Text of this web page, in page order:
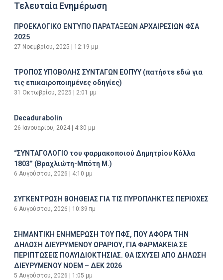
Τελευταία Ενημέρωση
ΠΡΟΕΚΛΟΓΙΚΟ ΕΝΤΥΠΟ ΠΑΡΑΤΑΞΕΩΝ ΑΡΧΑΙΡΕΣΙΩΝ ΦΣΑ
2025
27 Νοεμβρίου, 2025 12:19 μμ
ΤΡΟΠΟΣ ΥΠΟΒΟΛΗΣ ΣΥΝΤΑΓΩΝ ΕΟΠΥΥ (πατήστε εδώ για
τις επικαιροποιημένες οδηγίες)
31 Οκτωβρίου, 2025 2:01 μμ
Decadurabolin
26 Ιανουαρίου, 2024 4:30 μμ
“ΣΥΝΤΑΓΟΛΟΓΙΟ του φαρμακοποιού Δημητρίου Κόλλα
1803” (Βραχλιώτη-Μπότη Μ.)
6 Αυγούστου, 2026 4:10 μμ
ΣΥΓΚΕΝΤΡΩΣΗ ΒΟΗΘΕΙΑΣ ΓΙΑ ΤΙΣ ΠΥΡΟΠΛΗΚΤΕΣ ΠΕΡΙΟΧΕΣ
6 Αυγούστου, 2026 10:39 πμ
ΣΗΜΑΝΤΙΚΗ ΕΝΗΜΕΡΩΣΗ ΤΟΥ ΠΦΣ, ΠΟΥ ΑΦΟΡΑ ΤΗΝ
ΔΗΛΩΣΗ ΔΙΕΥΡΥΜΕΝΟΥ ΩΡΑΡΙΟΥ, ΓΙΑ ΦΑΡΜΑΚΕΙΑ ΣΕ
ΠΕΡΙΠΤΩΣΕΙΣ ΠΟΛΥΙΔΙΟΚΤΗΣΙΑΣ. ΘΑ ΙΣΧΥΣΕΙ ΑΠΟ ΔΗΛΩΣΗ
ΔΙΕΥΡΥΜΕΝΟΥ ΝΟΕΜ – ΔΕΚ 2026
5 Αυγούστου, 2026 1:05 μμ